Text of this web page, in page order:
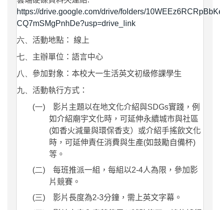
https://drive.google.com/drive/folders/
CQ7mSMgPnhDe?usp=drive_link
六、 活動地點：
線上
七、 主辦單位：語言中心
八、 參加對象：本校大一生活英文初級修課學生
九、 活動執行方式：
(一)
影片主題以在地文化介紹與SDGs實踐，例
如介紹廟宇文化時，可延伸永續城市與社區
(如香火減量與環保香支）或介紹手搖飲文化
時，可延伸責任消費與生產(如鼓勵自備杯)
等。
(二)
每班推派一組，每組以2-4人為限，參加影
片競賽。
(三)
影片長度為2-3分鐘，需上英文字幕。